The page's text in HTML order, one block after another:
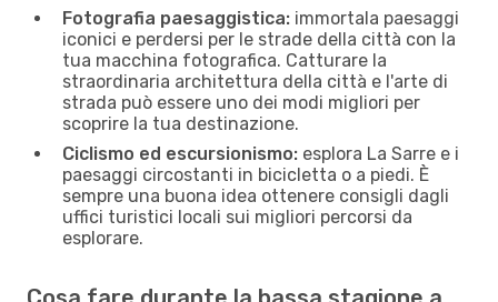
Fotografia paesaggistica: immortala paesaggi
iconici e perdersi per le strade della città con la
tua macchina fotografica. Catturare la
straordinaria architettura della città e l'arte di
strada può essere uno dei modi migliori per
scoprire la tua destinazione.
Ciclismo ed escursionismo: esplora La Sarre e i
paesaggi circostanti in bicicletta o a piedi. È
sempre una buona idea ottenere consigli dagli
uffici turistici locali sui migliori percorsi da
esplorare.